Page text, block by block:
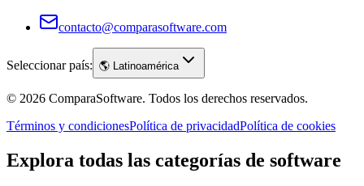
contacto@comparasoftware.com
Seleccionar país: 🌎 Latinoamérica
© 2026 ComparaSoftware. Todos los derechos reservados.
Términos y condicionesPolítica de privacidadPolítica de cookies
Explora todas las categorías de software